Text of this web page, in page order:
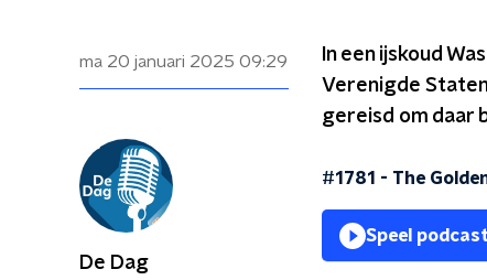
ma 20 januari 2025 09:29
In een ijskoud
Verenigde
gereisd om daar
#1781 - The
Speel
De Dag